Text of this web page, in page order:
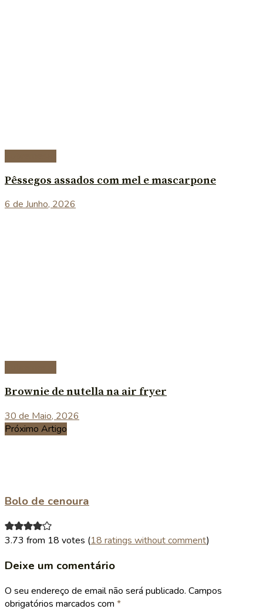
Pêssegos assados com mel e mascarpone
6 de Junho, 2026
Brownie de nutella na air fryer
30 de Maio, 2026
Próximo Artigo
Bolo de cenoura
3.73 from 18 votes (18 ratings without comment)
Deixe um comentário
O seu endereço de email não será publicado. Campos
obrigatórios marcados com *